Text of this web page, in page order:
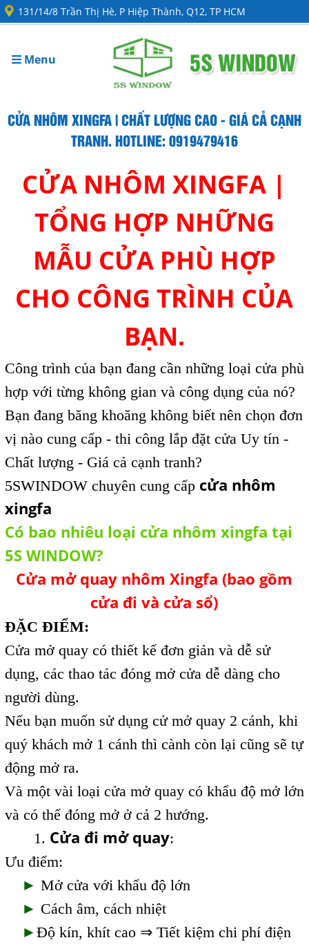
131/14/8 Trần Thị Hè, P Hiệp Thành, Q12, TP HCM
Menu
CỬA NHÔM XINGFA | CHẤT LƯỢNG CAO - GIÁ CẢ CẠNH
TRANH. HOTLINE: 0919479416
CỬA NHÔM XINGFA |
TỔNG HỢP NHỮNG
MẪU CỬA PHÙ HỢP
CHO CÔNG TRÌNH CỦA
BẠN.
Công trình của bạn đang cần những loại cửa phù
hợp với từng không gian và công dụng của nó?
Bạn đang băng khoăng không biết nên chọn đơn
vị nào cung cấp - thi công lắp đặt cửa Uy tín -
Chất lượng - Giá cả cạnh tranh?
5SWINDOW chuyên cung cấp cửa nhôm
xingfa
Có bao nhiêu loại cửa nhôm xingfa tại
5S WINDOW?
Cửa mở quay nhôm Xingfa (bao gồm
cửa đi và cửa sổ)
ĐẶC ĐIỂM:
Cửa mở quay có thiết kế đơn giản và dễ sử
dụng, các thao tác đóng mở cửa dễ dàng cho
người dùng.
Nếu bạn muốn sử dụng cử mở quay 2 cánh, khi
quý khách mở 1 cánh thì cành còn lại cũng sẽ tự
động mở ra.
Và một vài loại cửa mở quay có khẩu độ mở lớn
và có thể đóng mở ở cả 2 hướng.
1. Cửa đi mở quay:
Ưu điểm:
► Mở cửa với khẩu độ lớn
► Cách âm, cách nhiệt
►Độ kín, khít cao ⇒ Tiết kiệm chi phí điện